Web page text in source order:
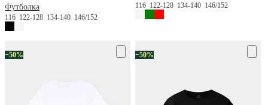
Футболка
116 122-128 134-140 146/152
116 122-128 134-140 146/152
−50% −50%